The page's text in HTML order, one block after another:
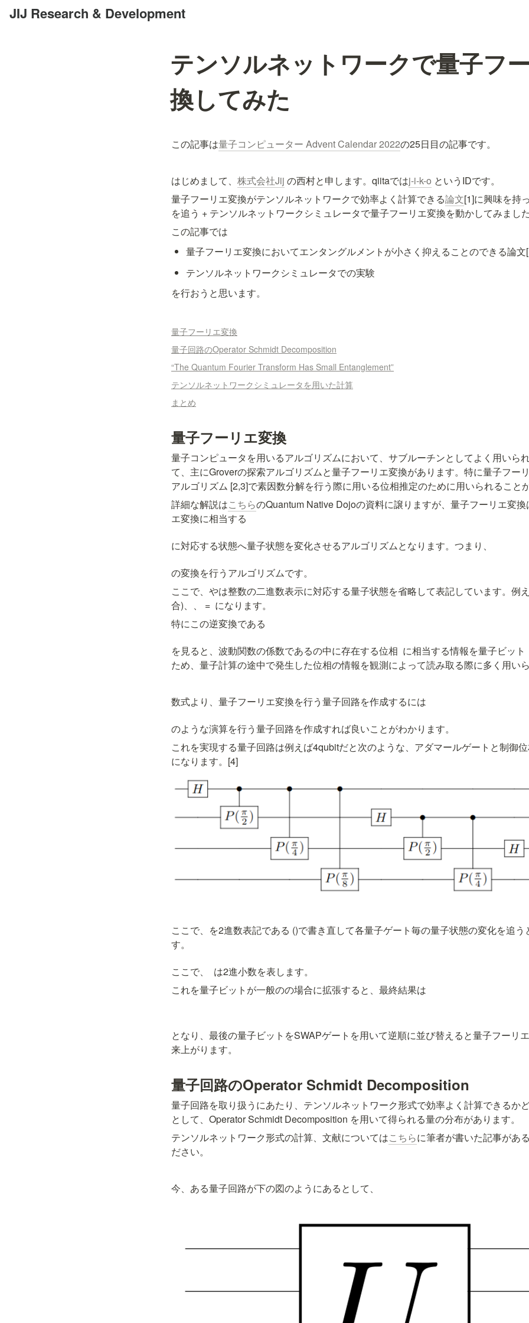
JIJ Research & Development
テンソルネットワークで量子フ
換してみた
この記事は量子コンピューター Advent Calendar 2022の25日目の記事です。
はじめまして、 株式会社Jij の西村と申します。qiitaではj-i-k-o というIDです。
量子フーリエ変換がテンソルネットワークで効率よく計算できる論文[1]に興味を持
を追う + テンソルネットワークシミュレータで量子フーリエ変換を動かしてみまし
この記事では
量子フーリエ変換においてエンタングルメントが小さく抑えることのできる論
テンソルネットワークシミュレータでの実験
を行おうと思います。
量子フーリエ変換
量子回路のOperator Schmidt Decomposition
“The Quantum Fourier Transform Has Small Entanglement”
テンソルネットワークシミュレータを用いた計算
まとめ
量子フーリエ変換
量子コンピュータを用いるアルゴリズムにおいて、サブルーチンとしてよく用いら
て、主にGroverの探索アルゴリズムと量子フーリエ変換があります。特に量子フー
アルゴリズム [2,3]で素因数分解を行う際に用いる位相推定のために用いられること
詳細な解説はこちらのQuantum Native Dojoの資料に譲りますが、量子フーリエ変換
エ変換に相当する
に対応する状態へ量子状態を変化させるアルゴリズムとなります。つまり、
の変換を行うアルゴリズムです。
ここで、 やは整数の二進数表示に対応する量子状態を省略して表記しています。例
合)、 、 = になります。
特にこの逆変換である
を見ると、波動関数の係数であるの中に存在する位相 に相当する情報を量子ビット
ため、量子計算の途中で発生した位相の情報を観測によって読み取る際に多く用い
数式より、量子フーリエ変換を行う量子回路を作成するには
のような演算を行う量子回路を作成すれば良いことがわかります。
これを実現する量子回路は例えば4qubitだと次のような、アダマールゲートと制御
になります。[4]
ここで、 を2進数表記である ()で書き直して各量子ゲート毎の量子状態の変化を追
す。
ここで、
  は2進小数を表します。
これを量子ビットが一般のの場合に拡張すると、最終結果は
となり、最後の量子ビットをSWAPゲートを用いて逆順に並び替えると量子フーリ
来上がります。
量子回路のOperator Schmidt Decomposition
量子回路を取り扱うにあたり、テンソルネットワーク形式で効率よく計算できるか
として、Operator Schmidt Decomposition を用いて得られる量の分布があります。
テンソルネットワーク形式の計算、文献についてはこちらに筆者が書いた記事があ
ださい。
今、ある量子回路が下の図のようにあるとして、